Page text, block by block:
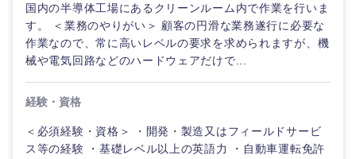
国内の半導体工場にあるクリーンルーム内で作業を行いま
す。 ＜業務のやりがい＞ 顧客の円滑な業務遂行に必要な
作業なので、常に高いレベルの要求を求められますが、機
械や電気回路などのハードウェアだけで...
経験・資格
＜必須経験・資格＞ ・開発・製造又はフィールドサービ
ス等の経験 ・基礎レベル以上の英語力 ・自動車運転免許